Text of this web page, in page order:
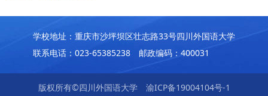
学校地址：重庆市沙坪坝区壮志路33号四川外国语大学
联系电话：023-65385238 邮政编码：400031
版权所有©四川外国语大学 渝ICP备19004104号-1